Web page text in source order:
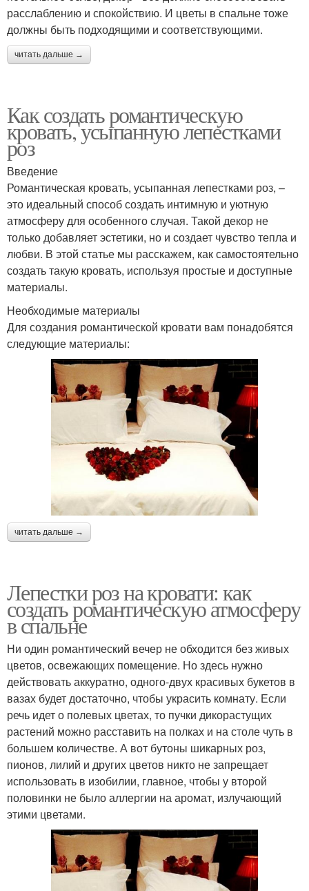
расслаблению и спокойствию. И цветы в спальне тоже
должны быть подходящими и соответствующими.
читать дальше →
Как создать романтическую
кровать, усыпанную лепестками
роз
Введение
Романтическая кровать, усыпанная лепестками роз, –
это идеальный способ создать интимную и уютную
атмосферу для особенного случая. Такой декор не
только добавляет эстетики, но и создает чувство тепла и
любви. В этой статье мы расскажем, как самостоятельно
создать такую кровать, используя простые и доступные
материалы.
Необходимые материалы
Для создания романтической кровати вам понадобятся
следующие материалы:
читать дальше →
Лепестки роз на кровати: как
создать романтическую атмосферу
в спальне
Ни один романтический вечер не обходится без живых
цветов, освежающих помещение. Но здесь нужно
действовать аккуратно, одного-двух красивых букетов в
вазах будет достаточно, чтобы украсить комнату. Если
речь идет о полевых цветах, то пучки дикорастущих
растений можно расставить на полках и на столе чуть в
большем количестве. А вот бутоны шикарных роз,
пионов, лилий и других цветов никто не запрещает
использовать в изобилии, главное, чтобы у второй
половинки не было аллергии на аромат, излучающий
этими цветами.